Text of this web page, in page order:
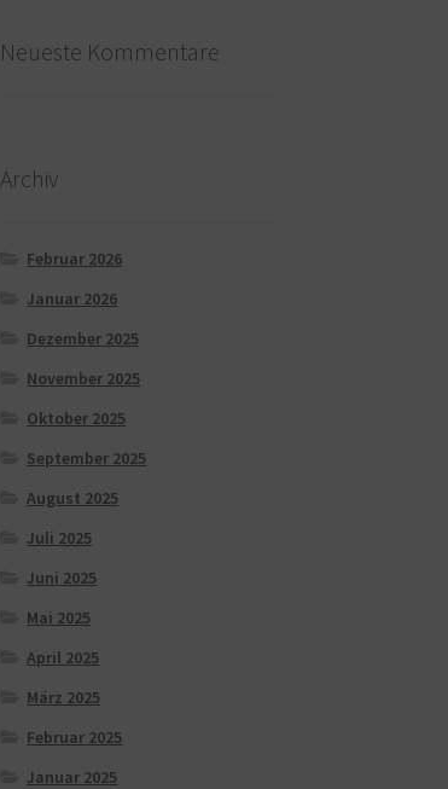
Neueste Kommentare
Archiv
Februar 2026
Januar 2026
Dezember 2025
November 2025
Oktober 2025
September 2025
August 2025
Juli 2025
Juni 2025
Mai 2025
April 2025
März 2025
Februar 2025
Januar 2025